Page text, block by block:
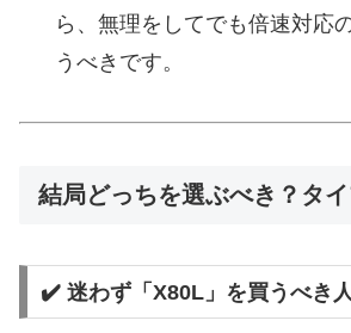
ら、無理をしてでも倍速対応
うべきです。
結局どっちを選ぶべき？タ
✔️ 迷わず「X80L」を買うべき人